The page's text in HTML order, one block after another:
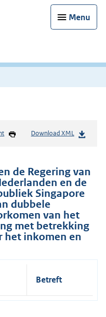
Menu
Download XML
de Regering van
en de
Singapore
dubbele
van het
met betrekking
het inkomen en
Betreft